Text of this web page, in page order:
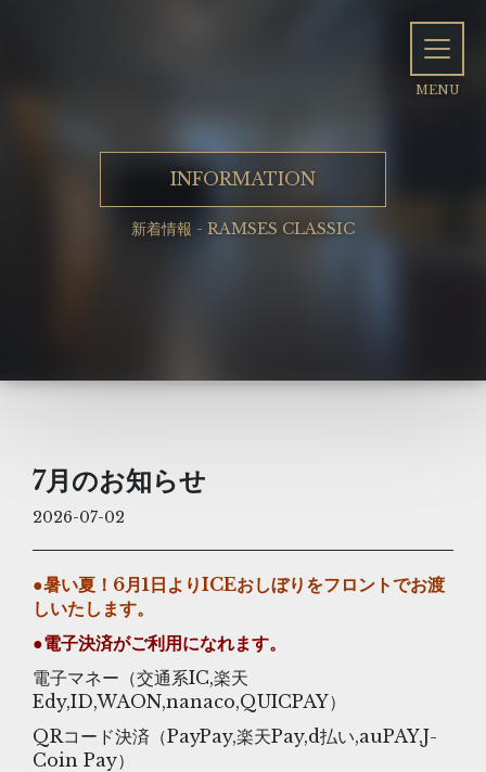
INFORMATION
新着情報 - RAMSES CLASSIC
7月のお知らせ
2026-07-02
●暑い夏！6月1日よりICEおしぼりをフロントでお渡
しいたします。
●電子決済がご利用になれます。
電子マネー（交通系IC,楽天
Edy,ID,WAON,nanaco,QUICPAY）
QRコード決済（PayPay,楽天Pay,d払い,auPAY,J-
Coin Pay）